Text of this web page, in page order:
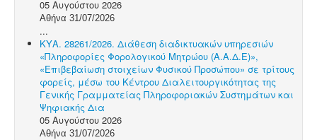
05 Αυγούστου 2026
Αθήνα 31/07/2026
...
ΚΥΑ. 28261/2026. Διάθεση διαδικτυακών υπηρεσιών
«Πληροφορίες Φορολογικού Μητρώου (Α.Α.Δ.Ε)»,
«Επιβεβαίωση στοιχείων Φυσικού Προσώπου» σε τρίτους
φορείς, μέσω του Κέντρου Διαλειτουργικότητας της
Γενικής Γραμματείας Πληροφοριακών Συστημάτων και
Ψηφιακής Δια
05 Αυγούστου 2026
Αθήνα 31/07/2026